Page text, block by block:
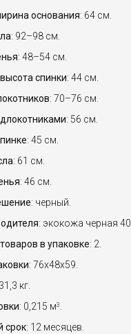
основания: 64 см.
: 92–98 см.
: 48–54 см.
спинки: 44 см.
: 70–76 см.
: 56 см.
: 45 см.
: 61 см.
: 46 см.
: черный.
: экокожа черная 40.
в упаковке: 2.
: 76x48x59.
кг.
: 0,215 м3
срок: 12 месяцев.